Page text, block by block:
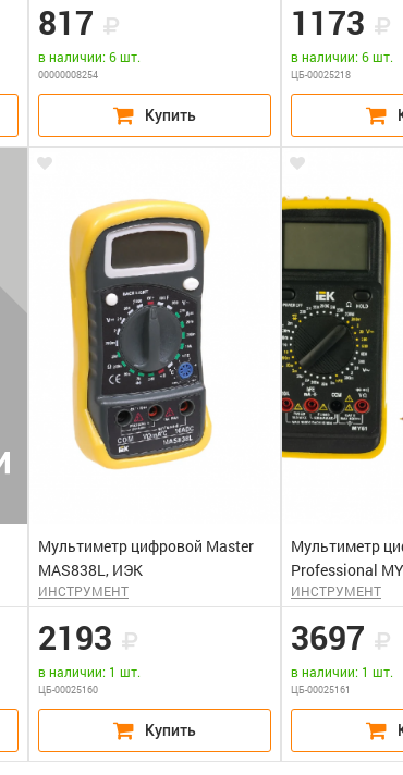
817
в наличии: 6 шт.
00000008254
1173
в наличии: 6 шт.
ЦБ-00025218
Мультиметр цифровой Master
MAS838L, ИЭК
ИНСТРУМЕНТ
2193
в наличии: 1 шт.
ЦБ-00025160
Мультиметр
Professional
ИНСТРУМЕНТ
3697
в наличии: 1 шт.
ЦБ-00025161